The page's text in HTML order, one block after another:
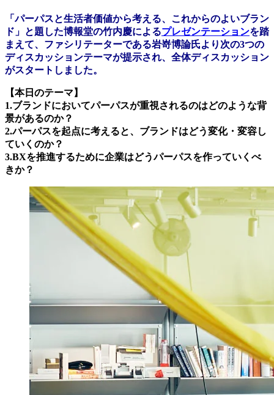
「パーパスと生活者価値から考える、これからのよいブラン
ド」と題した博報堂の竹内慶によるプレゼンテーションを踏
まえて、ファシリテーターである岩嵜博論氏より次の3つの
ディスカッションテーマが提示され、全体ディスカッション
がスタートしました。
【本日のテーマ】
1.ブランドにおいてパーパスが重視されるのはどのような背
景があるのか？
2.パーパスを起点に考えると、ブランドはどう変化・変容し
ていくのか？
3.BXを推進するために企業はどうパーパスを作っていくべ
きか？